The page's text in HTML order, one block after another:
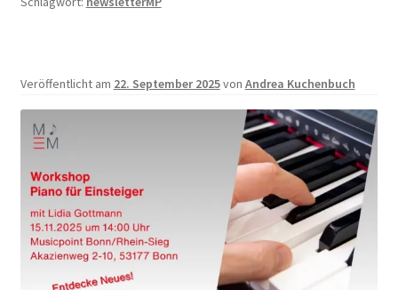
Veröffentlicht am 22. September 2025von Andrea Kuchenbuch